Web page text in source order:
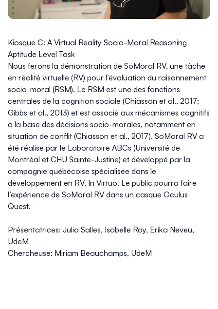
Kiosque C: A Virtual Reality Socio-Moral Reasoning
Aptitude Level Task
Nous ferons la démonstration de SoMoral RV, une tâche
en réalité virtuelle (RV) pour l’évaluation du raisonnement
socio-moral (RSM). Le RSM est une des fonctions
centrales de la cognition sociale (Chiasson et al., 2017;
Gibbs et al., 2013) et est associé aux mécanismes cognitifs
à la base des décisions socio-morales, notamment en
situation de conflit (Chiasson et al., 2017). SoMoral RV a
été réalisé par le Laboratoire ABCs (Université de
Montréal et CHU Sainte-Justine) et développé par la
compagnie québécoise spécialisée dans le
développement en RV, In Virtuo. Le public pourra faire
l’expérience de SoMoral RV dans un casque Oculus
Quest.
Présentatrices: Julia Salles, Isabelle Roy, Erika Neveu,
UdeM
Chercheuse: Miriam Beauchamps, UdeM